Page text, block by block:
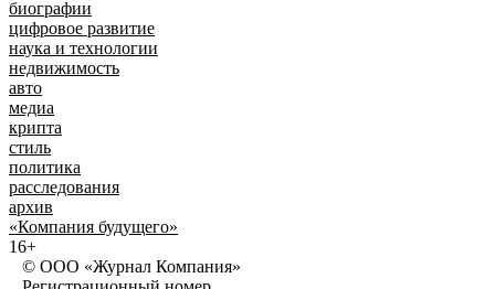
биографии
цифровое развитие
наука и технологии
недвижимость
авто
медиа
крипта
стиль
политика
расследования
архив
«Компания будущего»
16+
© ООО «Журнал Компания»